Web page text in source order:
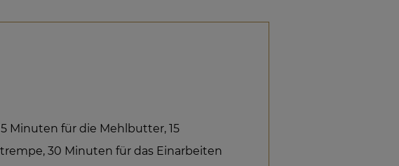
Minuten für die Mehlbutter, 15
30 Minuten für das Einarbeiten